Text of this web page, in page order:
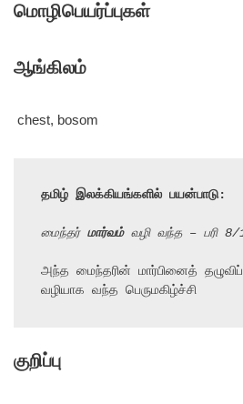
மொழிபெயர்ப்புகள்
ஆங்கிலம்
chest, bosom
தமிழ் இலக்கியங்களில் பயன்பாடு:
மைந்தர் மார்வம் வழி வந்த – பரி 8/
அந்த மைந்தரின் மார்பினைத்
வழியாக வந்த பெருமகிழ்ச்சி
குறிப்பு